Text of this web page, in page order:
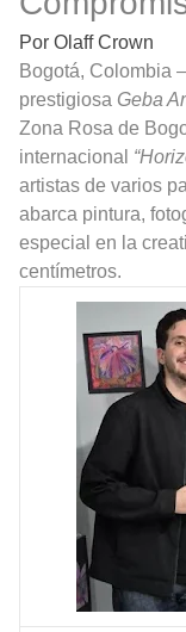
Por Olaff Crown
Bogotá, Colombia –
prestigiosa Geba
Zona Rosa de
internacional
artistas de varios
abarca pintura,
especial en la
centímetros.